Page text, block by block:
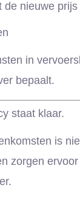
nieuwe
in
bepaalt.
staat klaar.
is
zorgen